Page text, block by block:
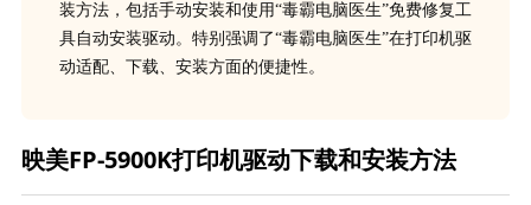
装方法，包括手动安装和使用“毒霸电脑医生”免费修复工
具自动安装驱动。特别强调了“毒霸电脑医生”在打印机驱
动适配、下载、安装方面的便捷性。
映美FP-5900K打印机驱动下载和安装方法